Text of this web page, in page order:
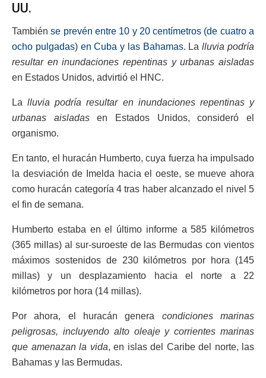
UU.
Tambiénse prevén entre 10 y 20 centímetros (de cuatro a
ocho pulgadas) en Cuba y las Bahamas. Lalluvia podría
resultar en inundaciones repentinas y urbanas aisladas
en Estados Unidos, advirtió el HNC.
Lalluvia podría resultar en inundaciones repentinas y
urbanas aisladasen Estados Unidos, consideró el
organismo.
En tanto, el huracán Humberto, cuya fuerza ha impulsado
la desviación de Imelda hacia el oeste, se mueve ahora
como huracán categoría 4 tras haber alcanzado el nivel 5
el fin de semana.
Humberto estaba en el último informe a 585 kilómetros
(365 millas) al sur-suroeste de las Bermudas con vientos
máximos sostenidos de 230 kilómetros por hora (145
millas) y un desplazamiento hacia el norte a 22
kilómetros por hora (14 millas).
Por ahora, el huracán genera condiciones marinas
peligrosas, incluyendo alto oleaje y corrientes marinas
que amenazan la vida, en islas del Caribe del norte, las
Bahamas y las Bermudas.